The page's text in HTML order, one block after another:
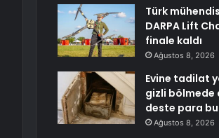
Türk
DARPA Lift
finale kaldı
Ağustos 8, 2026
Evine tadilat
gizli bölmede
deste para
Ağustos 8, 2026